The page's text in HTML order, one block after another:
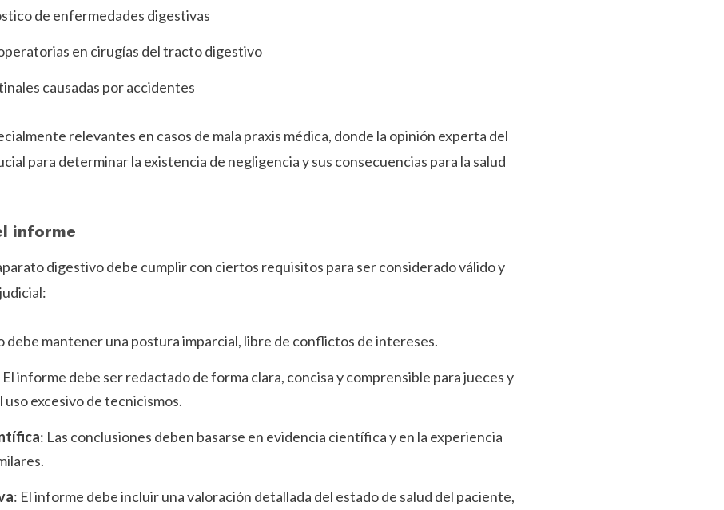
de enfermedades digestivas
en cirugías del tracto digestivo
causadas por accidentes
relevantes en casos de mala praxis médica, donde la opinión experta del
para determinar la existencia de negligencia y sus consecuencias para la salud
informe
digestivo debe cumplir con ciertos requisitos para ser considerado válido y
debe mantener una postura imparcial, libre de conflictos de intereses.
El informe debe ser redactado de forma clara, concisa y comprensible para jueces y
excesivo de tecnicismos.
: Las conclusiones deben basarse en evidencia científica y en la experiencia
: El informe debe incluir una valoración detallada del estado de salud del paciente,